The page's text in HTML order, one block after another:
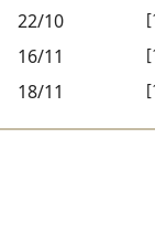
22/10
16/11
18/11